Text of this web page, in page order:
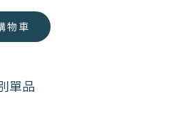
物車
單品